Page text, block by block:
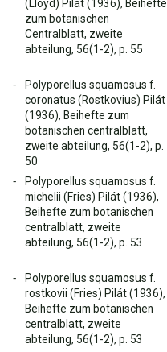
(Lloyd) Pilát (1936), Beihefte
zum botanischen
Centralblatt, zweite
abteilung, 56(1-2), p. 55
Polyporellus squamosus f.
coronatus (Rostkovius) Pilát
(1936), Beihefte zum
botanischen centralblatt,
zweite abteilung, 56(1-2), p.
50
Polyporellus squamosus f.
michelii (Fries) Pilát (1936),
Beihefte zum botanischen
centralblatt, zweite
abteilung, 56(1-2), p. 53
Polyporellus squamosus f.
rostkovii (Fries) Pilát (1936),
Beihefte zum botanischen
centralblatt, zweite
abteilung, 56(1-2), p. 53